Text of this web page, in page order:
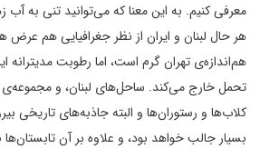
معرفی کنیم. به این معنا که می‌توانید تنی به آب
هر حال لبنان و ایران از نظر جغرافیایی هم عرض
هم‌اندازه‌ی تهران گرم است، اما رطوبت مدیترانه
تحمل خارج می‌کند. ساحل‌های لبنان، و مجموعه‌ی
کلاب‌ها و رستوران‌ها و البته جاذبه‌های تاریخی
بسیار جالب خواهد بود، و علاوه بر آن